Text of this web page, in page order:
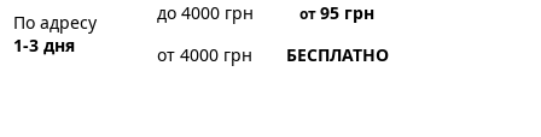
По адресу
1-3 дня
до 4000 грн от95 грн
от 4000 грн
БЕСПЛАТНО